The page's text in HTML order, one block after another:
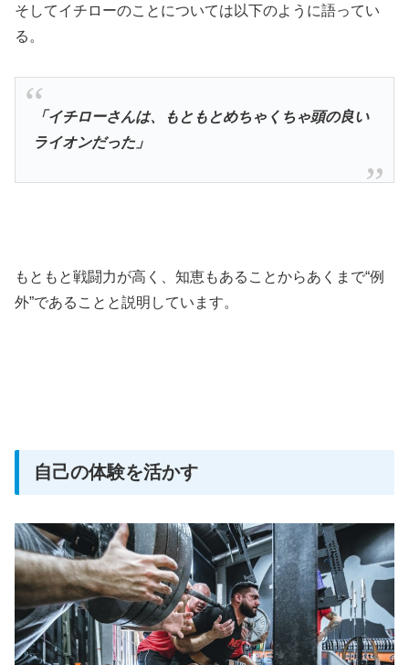
そしてイチローのことについては以下のように語ってい
る。
「イチローさんは、もともとめちゃくちゃ頭の良い
ライオンだった」
もともと戦闘力が高く、知恵もあることからあくまで“例
外”であることと説明しています。
自己の体験を活かす